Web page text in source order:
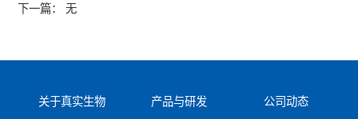
下一篇：无
关于真实生物
产品与研发
公司动态